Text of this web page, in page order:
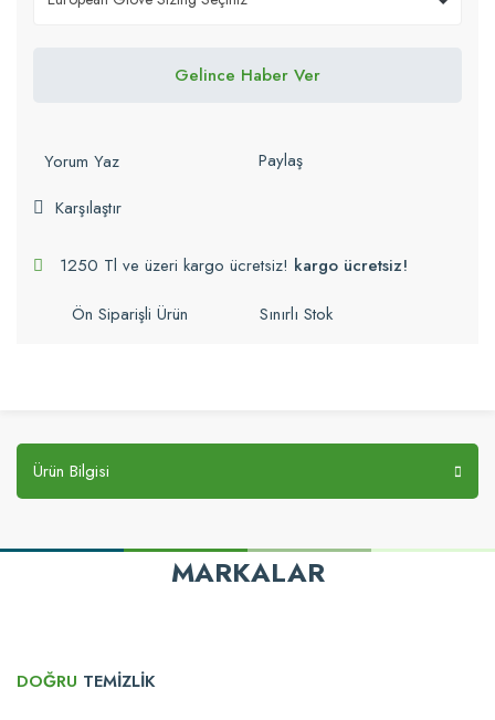
Gelince Haber Ver
Yorum Yaz
Paylaş
Karşılaştır
1250 Tl ve üzeri kargo ücretsiz! kargo ücretsiz!
Ön Siparişli Ürün
Sınırlı Stok
Ürün Bilgisi
MARKALAR
DOĞRU TEMİZLİK